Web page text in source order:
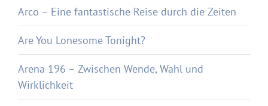
Arco – Eine fantastische Reise durch die Zeiten
Are You Lonesome Tonight?
Arena 196 – Zwischen Wende, Wahl und
Wirklichkeit